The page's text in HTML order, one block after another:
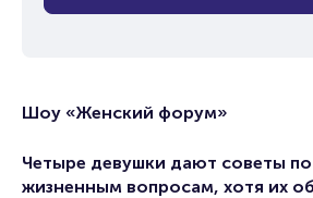
Шоу «Женский форум»
Четыре девушки дают советы
жизненным вопросам, хотя их